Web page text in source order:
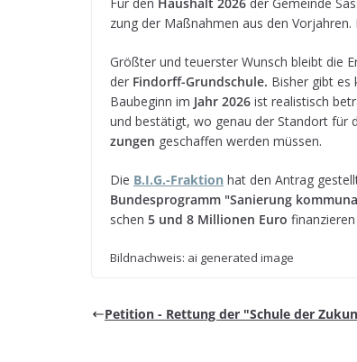
zung der Maß­nah­men aus den
Größ­ter und teu­ers­ter Wunsch bleibt die
der Fin­dorff-Grund­schule. Bis­her gibt es
Bau­be­ginn im Jahr 2026 ist rea­lis­tisch
und bestä­tigt, wo genau der Stand­ort für
zun­gen geschaf­fen wer­den müssen.
Die B.I.G.-Fraktion hat den Antrag
Bun­des­pro­gramm "Sanie­rung
schen 5 und 8 Mil­lio­nen Euro
Bild­nach­weis: ai gene­ra­ted image
Peti­tion - Ret­tung der "Schule der